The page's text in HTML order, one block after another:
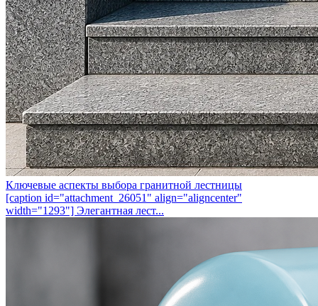
Ключевые аспекты выбора гранитной лестницы
[caption id="attachment_26051" align="aligncenter"
width="1293"] Элегантная лест...